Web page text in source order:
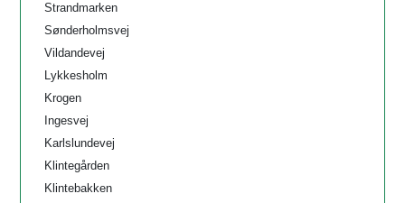
Strandmarken
Sønderholmsvej
Vildandevej
Lykkesholm
Krogen
Ingesvej
Karlslundevej
Klintegården
Klintebakken